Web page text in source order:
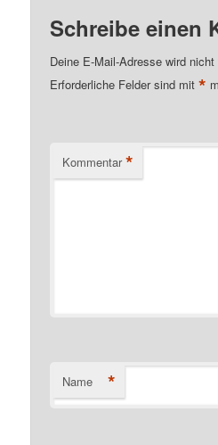
Schreibe einen
Deine E-Mail-Adresse wird
Erforderliche Felder sind mit*
Kommentar *
Name *